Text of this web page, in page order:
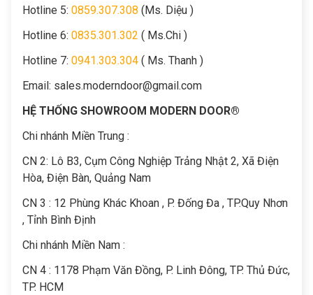
Hotline 5: 0859.307.308 (Ms. Diệu )
Hotline 6: 0835.301.302 ( Ms.Chi )
Hotline 7: 0941.303.304 ( Ms. Thanh )
Email: sales.moderndoor@gmail.com
HỆ THỐNG SHOWROOM MODERN DOOR®
Chi nhánh Miền Trung :
CN 2: Lô B3, Cụm Công Nghiệp Trảng Nhật 2, Xã Điện
Hòa, Điện Bàn, Quảng Nam
CN 3 : 12 Phùng Khác Khoan , P. Đống Đa , TP.Quy Nhơn
, Tỉnh Bình Định
Chi nhánh Miền Nam :
CN 4 : 1178 Phạm Văn Đồng, P. Linh Đông, TP. Thủ Đức,
TP. HCM